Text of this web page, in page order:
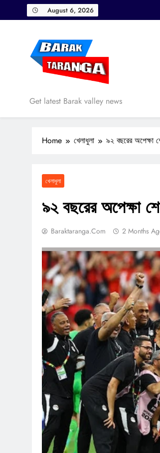
to
August 6, 2026
Barak Taranga
Get latest Barak valley news
Home খেলাধুলা ৯২ বছরের অপেক্ষা
খেলাধুলা
৯২ বছরের অপেক্ষা
Baraktaranga.com 2 Months